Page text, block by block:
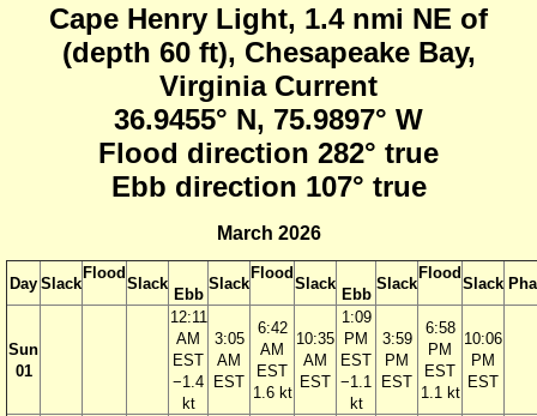
Cape Henry Light, 1.4 nmi NE of
(depth 60 ft), Chesapeake Bay,
Virginia Current
36.9455° N, 75.9897° W
Flood direction 282° true
Ebb direction 107° true
March 2026
Day Slack
Flood
Slack
Ebb
Slack
Flood
Slack
Ebb
Slack
Flood
Slack
Sun
01
12:11
AM
EST
−1.4
kt
3:05
AM
EST
6:42
AM
EST
1.6 kt
10:35
AM
EST
1:09
PM
EST
−1.1
kt
3:59
PM
EST
6:58
PM
EST
1.1 kt
10:06
PM
EST